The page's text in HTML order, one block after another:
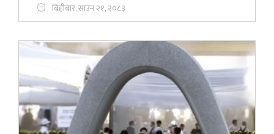
बिहीबार, साउन २१, २०८३